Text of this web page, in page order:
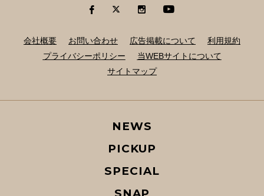
会社概要 お問い合わせ 広告掲載について
利用規約
プライバシーポリシー
当WEBサイトについて
サイトマップ
NEWS
PICKUP
SPECIAL